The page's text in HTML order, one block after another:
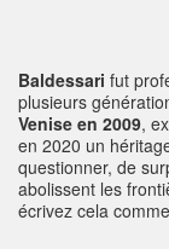
Baldessari fut
plusieurs
Venise en 2009,
en 2020 un
questionner, de
abolissent les
écrivez cela